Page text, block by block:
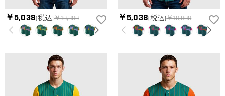
￥5,038(税込)￥10,800 ￥5,038(税込)￥10,800